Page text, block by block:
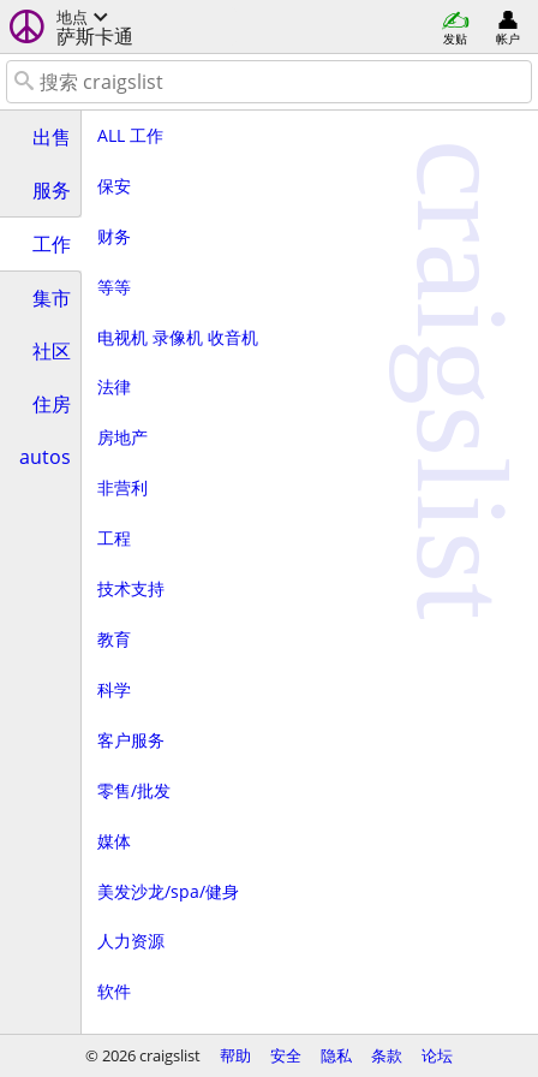
地点
萨斯卡通 发贴 帐户
出售
服务
工作
集市
社区
住房
autos
ALL 工作
保安
财务
等等
电视机 录像机 收音机
法律
房地产
非营利
工程
技术支持
教育
科学
客户服务
零售/批发
媒体
美发沙龙/spa/健身
人力资源
软件
商务
craigslist
© 2026 craigslist 帮助 安全 隐私 条款 论坛